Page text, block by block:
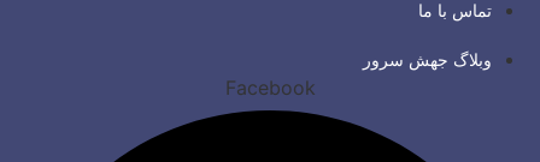
تماس با ما
وبلاگ جهش سرور
Facebook